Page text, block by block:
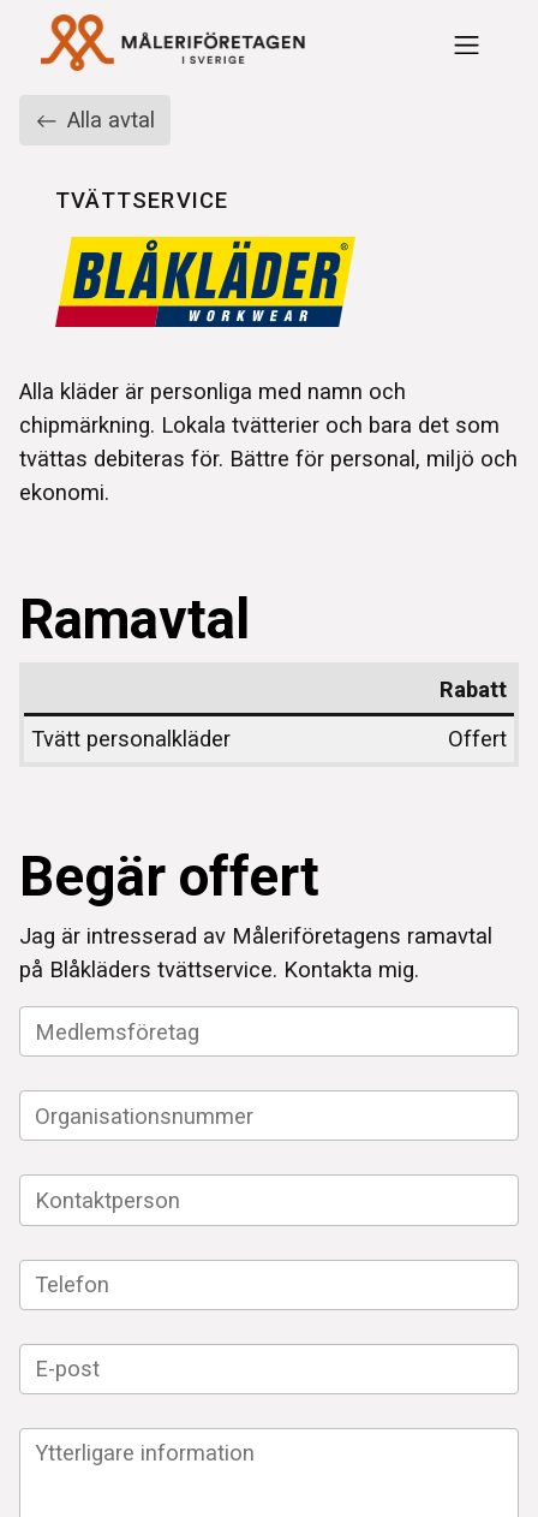
Alla avtal
TVÄTTSERVICE
Alla kläder är personliga med namn och
chipmärkning. Lokala tvätterier och bara det som
tvättas debiteras för. Bättre för personal, miljö och
ekonomi.
Ramavtal
Rabatt
Tvätt personalkläder
Offert
Begär offert
Jag är intresserad av Måleriföretagens ramavtal
på Blåkläders tvättservice. Kontakta mig.